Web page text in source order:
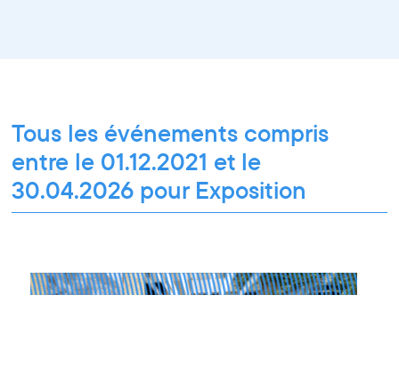
Tous les événements compris
entre le 01.12.2021 et le
30.04.2026 pour Exposition